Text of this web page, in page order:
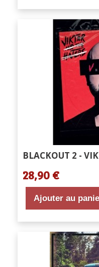
BLACKOUT 2 -
28,90 €
Ajouter au